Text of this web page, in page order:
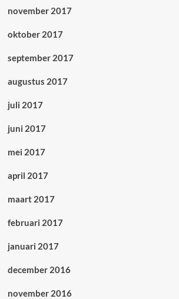
november 2017
oktober 2017
september 2017
augustus 2017
juli 2017
juni 2017
mei 2017
april 2017
maart 2017
februari 2017
januari 2017
december 2016
november 2016